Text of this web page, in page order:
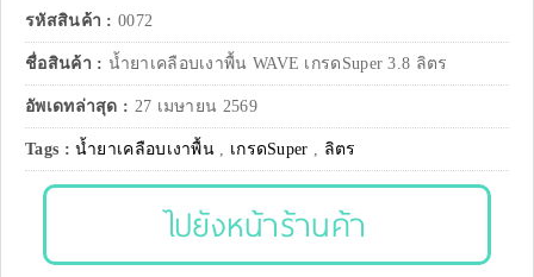
รหัสสินค้า : 0072
ชื่อสินค้า : น้ำยาเคลือบเงาพื้น WAVE เกรดSuper 3.8 ลิตร
อัพเดทล่าสุด : 27 เมษายน 2569
Tags :น้ำยาเคลือบเงาพื้น , เกรดSuper , ลิตร
ไปยังหน้าร้านค้า